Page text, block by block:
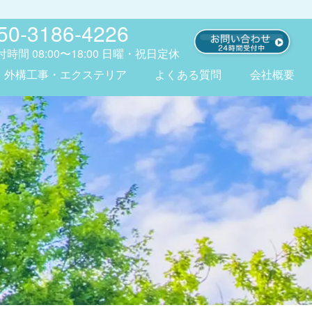
3186-4226
時間08:00〜18:00 日曜・祝日定休
外構工事・エクステリア
よくある質問 会社概要